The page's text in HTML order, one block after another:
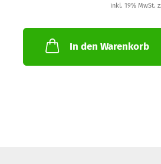
inkl. 19% MwSt.
In den Warenkorb